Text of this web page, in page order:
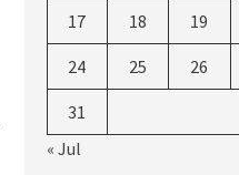
17 18 19
24 25 26
31
« Jul